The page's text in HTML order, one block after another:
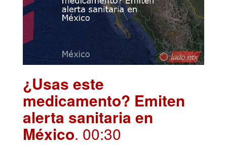
¿Usas este
medicamento? Emiten
alerta sanitaria en
México. 00:30